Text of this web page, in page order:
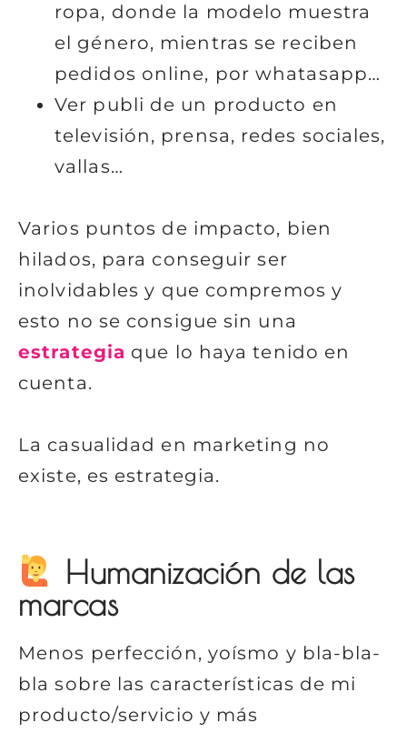
ropa, donde la modelo muestra
el género, mientras se reciben
pedidos online, por whatasapp…
Ver publi de un producto en
televisión, prensa, redes sociales,
vallas…
Varios puntos de impacto, bien
hilados, para conseguir ser
inolvidables y que compremos y
esto no se consigue sin una
estrategia que lo haya tenido en
cuenta.
La casualidad en marketing no
existe, es estrategia.
Humanización de las
marcas
Menos perfección, yoísmo y bla-bla-
bla sobre las características de mi
producto/servicio y más